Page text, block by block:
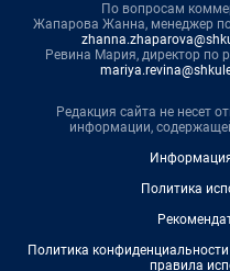
По вопросам
Жапарова Жанна, менеджер
Ревина Мария, директор по
Редакция сайта не несет
информации,
Политика
Политика
правила